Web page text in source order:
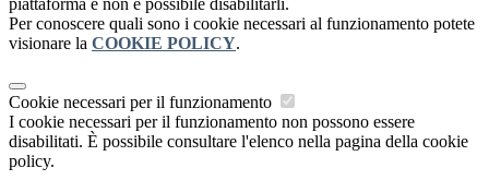
piattaforma e non è possibile disabilitarli.
Per conoscere quali sono i cookie necessari al funzionamento potete
visionare la COOKIE POLICY.
Cookie necessari per il funzionamento
I cookie necessari per il funzionamento non possono essere
disabilitati. È possibile consultare l'elenco nella pagina della cookie
policy.